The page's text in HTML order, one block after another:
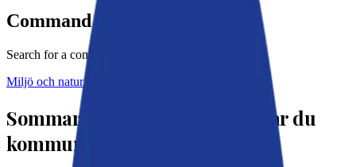
Command Palette
Search for a command to run...
Miljö och natur24 juni 2025, 14:26
Sommarbad i Nacka – Här hittar du
kommunens badplatser